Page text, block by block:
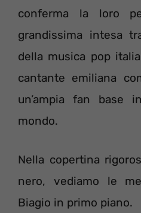
conferma la loro
grandissima intesa
della musica pop
cantante emiliana
un’ampia fan base
mondo.
Nella copertina
nero, vediamo le
Biagio in primo piano.